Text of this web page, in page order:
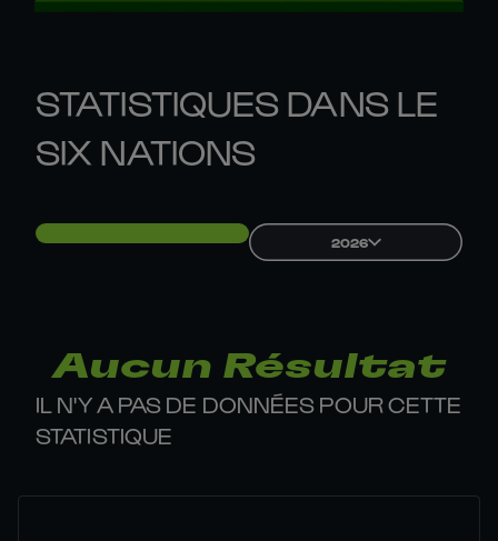
STATISTIQUES DANS LE
SIX NATIONS
2026
Aucun Résultat
IL N'Y A PAS DE DONNÉES POUR CETTE
STATISTIQUE